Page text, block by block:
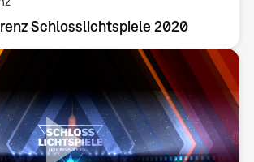
Schlosslichtspiele 2020